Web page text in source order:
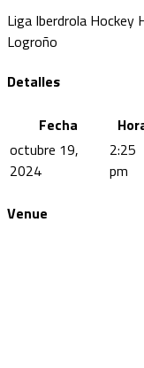
Liga Iberdrola
Logroño
Detalles
Fecha
octubre 19,
2024
2:25
pm
Venue